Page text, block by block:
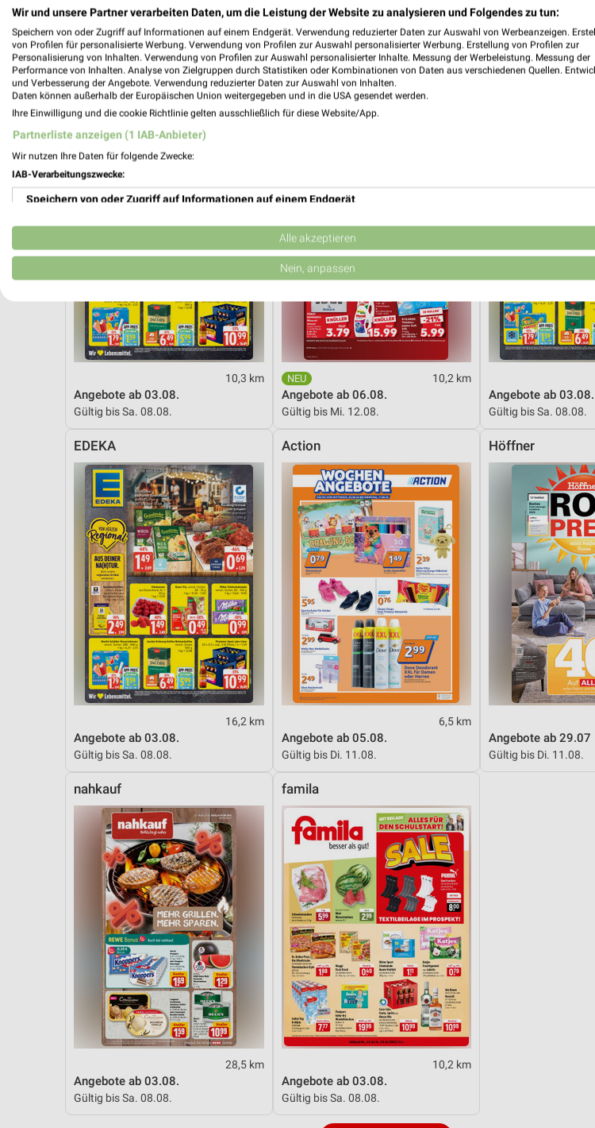
13,2 km
Angebote ab 03.08.
Gültig bis Sa. 08.08.
3,5 km
Angebote ab 03.08.
Gültig bis Sa. 08.08.
Angebote ab 01.08.
Noch morgen gültig
Marktkauf
10,3 km
Angebote ab 03.08.
Gültig bis Sa. 08.08.
Kaufland
10,2 km
Angebote ab 06.08.
Gültig bis Mi. 12.08.
Angebote ab 03.08.
Gültig bis Sa. 08.08.
EDEKA
16,2 km
Angebote ab 03.08.
Gültig bis Sa. 08.08.
Action
6,5 km
Angebote ab 05.08.
Gültig bis Di. 11.08.
Höffner
Angebote ab 29.07
Gültig bis Di. 11.08.
nahkauf
28,5 km
Angebote ab 03.08.
Gültig bis Sa. 08.08.
famila
10,2 km
Angebote ab 03.08.
Gültig bis Sa. 08.08.
Wir und unsere Partner verarbeiten Daten, um die Leistung der Website zu analysieren und Folgendes zu tun:
Speichern von oder Zugriff auf Informationen auf einem Endgerät. Verwendung reduzierter Daten zur Auswahl von Werbeanzeigen.
von Profilen für personalisierte Werbung. Verwendung von Profilen zur Auswahl personalisierter Werbung. Erstellung von Profilen zur
Personalisierung von Inhalten. Verwendung von Profilen zur Auswahl personalisierter Inhalte. Messung der Werbeleistung. Messung der
Performance von Inhalten. Analyse von Zielgruppen durch Statistiken oder Kombinationen von Daten aus verschiedenen Quellen.
und Verbesserung der Angebote. Verwendung reduzierter Daten zur Auswahl von Inhalten.
Daten können außerhalb der Europäischen Union weitergegeben und in die USA gesendet werden.
Ihre Einwilligung und die cookie Richtlinie gelten ausschließlich für diese Website/App.
Partnerliste anzeigen (1 IAB-Anbieter)
Wir nutzen Ihre Daten für folgende Zwecke:
IAB-Verarbeitungszwecke:
Speichern von oder Zugriff auf Informationen auf einem Endgerät
Verwendung reduzierter Daten zur Auswahl von Werbeanzeigen
Erstellung von Profilen für personalisierte Werbung
Erstellung von Profilen zur Personalisierung von Inhalten
Verwendung von Profilen zur Auswahl personalisierter Inhalte
Messung der Werbeleistung
Analyse von Zielgruppen durch Statistiken oder Kombinationen von Daten aus verschiedenen
Entwicklung und Verbesserung der Angebote
Verwendung reduzierter Daten zur Auswahl von Inhalten
IAB-Besonderheiten:
Verwendung genauer Standortdaten
Geräte anhand von aktiv angeforderten Informationen identifizieren
Nicht-IAB-Verarbeitungszwecke:
Performance
Funktional
Alle akzeptieren
Nein, anpassen